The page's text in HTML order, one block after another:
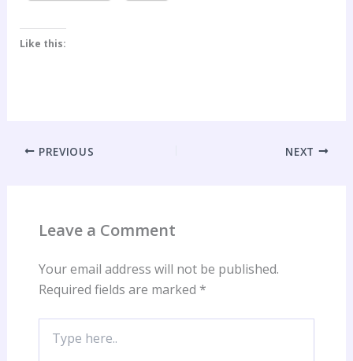
Like this:
PREVIOUS NEXT
Leave a Comment
Your email address will not be published.
Required fields are marked *
here..